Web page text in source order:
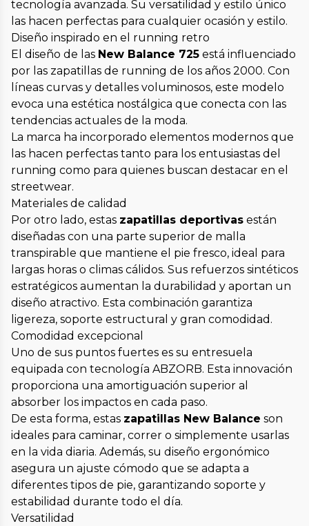
tecnología avanzada. Su versatilidad y estilo único
las hacen perfectas para cualquier ocasión y estilo.
Diseño inspirado en el running retro
El diseño de las New Balance 725 está influenciado
por las zapatillas de running de los años 2000. Con
líneas curvas y detalles voluminosos, este modelo
evoca una estética nostálgica que conecta con las
tendencias actuales de la moda.
La marca ha incorporado elementos modernos que
las hacen perfectas tanto para los entusiastas del
running como para quienes buscan destacar en el
streetwear.
Materiales de calidad
Por otro lado, estas zapatillas deportivas están
diseñadas con una parte superior de malla
transpirable que mantiene el pie fresco, ideal para
largas horas o climas cálidos. Sus refuerzos sintéticos
estratégicos aumentan la durabilidad y aportan un
diseño atractivo. Esta combinación garantiza
ligereza, soporte estructural y gran comodidad.
Comodidad excepcional
Uno de sus puntos fuertes es su entresuela
equipada con tecnología ABZORB. Esta innovación
proporciona una amortiguación superior al
absorber los impactos en cada paso.
De esta forma, estas zapatillas New Balance son
ideales para caminar, correr o simplemente usarlas
en la vida diaria. Además, su diseño ergonómico
asegura un ajuste cómodo que se adapta a
diferentes tipos de pie, garantizando soporte y
estabilidad durante todo el día.
Versatilidad